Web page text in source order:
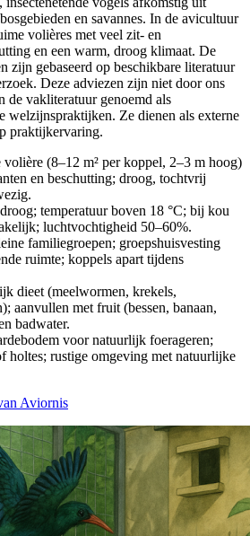
en savannes. In de avicultuur
volières met veel zit- en
en een warm, droog klimaat. De
zijn gebaseerd op beschikbare literatuur
Deze adviezen zijn niet door ons
de vakliteratuur genoemd als
welzijnspraktijken. Ze dienen als externe
praktijkervaring.
volière (8–12 m² per koppel, 2–3 m hoog)
en beschutting; droog, tochtvrij
temperatuur boven 18 °C; bij kou
luchtvochtigheid 50–60%.
familiegroepen; groepshuisvesting
ruimte; koppels apart tijdens
dieet (meelwormen, krekels,
aanvullen met fruit (bessen, banaan,
badwater.
voor natuurlijk foerageren;
holtes; rustige omgeving met natuurlijke
Aviornis